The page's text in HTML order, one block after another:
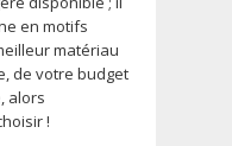
en motifs
matériau
de votre budget
alors
!